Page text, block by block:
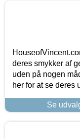
deres smykker af
uden på nogen
her for at se deres
Se